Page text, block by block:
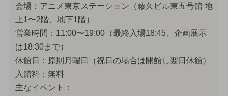
会場：アニメ東京ステーション（藤久ビル東五号館 地
上1〜2階、地下1階）
営業時間：11:00〜19:00（最終入場18:45、企画展示
は18:30まで）
休館日：原則月曜日（祝日の場合は開館し翌日休館）
入館料：無料
主なイベント：